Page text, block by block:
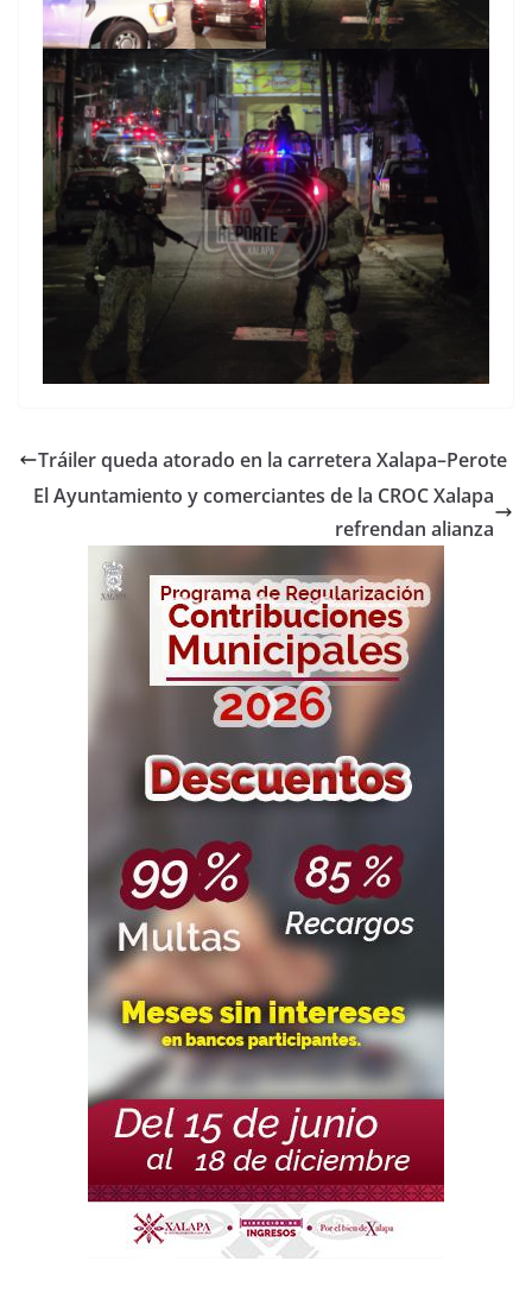
Tráiler queda atorado en la carretera Xalapa–Perote
El Ayuntamiento y comerciantes de la CROC Xalapa
refrendan alianza